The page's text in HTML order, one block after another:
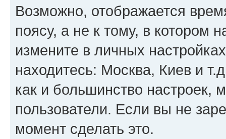
Возможно, отображается
поясу, а не к тому, в котором
измените в личных
находитесь: Москва, Киев и
как и большинство настроек,
пользователи. Если вы не
момент сделать это.